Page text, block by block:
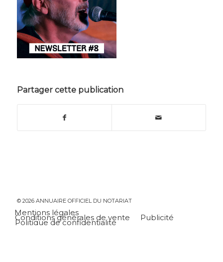
Partager cette publication
© 2026 ANNUAIRE OFFICIEL DU NOTARIAT
Mentions légales
Conditions générales de vente Publicité
Politique de confidentialité